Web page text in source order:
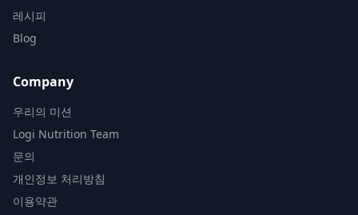
레시피
Blog
Company
우리의 미션
Logi Nutrition Team
문의
개인정보 처리방침
이용약관